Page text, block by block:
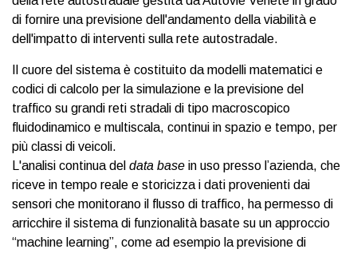
di fornire una previsione dell'andamento della viabilità e
dell'impatto di interventi sulla rete autostradale.
Il cuore del sistema è costituito da modelli matematici e
codici di calcolo per la simulazione e la previsione del
traffico su grandi reti stradali di tipo macroscopico
fluidodinamico e multiscala, continui in spazio e tempo, per
più classi di veicoli.
L'analisi continua del data base in uso presso l’azienda, che
riceve in tempo reale e storicizza i dati provenienti dai
sensori che monitorano il flusso di traffico, ha permesso di
arricchire il sistema di funzionalità basate su un approccio
“machine learning”, come ad esempio la previsione di